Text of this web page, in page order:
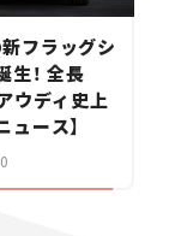
フラッグシ
生！ 全長
ウディ史上
ュース】